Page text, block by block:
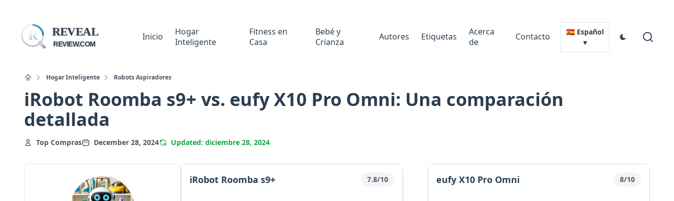
R REVEAL
REVIEW.COM
Inicio
Hogar
Inteligente
Fitness en
Casa
Bebé y
Crianza
Autores Etiquetas
Acerca
de
Contacto
🇪🇸 Español
▾
Hogar Inteligente Robots Aspiradores
iRobot Roomba s9+ vs. eufy X10 Pro Omni: Una comparación
detallada
Top Compras December 28, 2024 Updated: diciembre 28, 2024
iRobot Roomba s9+ 7.8/10 eufy X10 Pro Omni 8/10